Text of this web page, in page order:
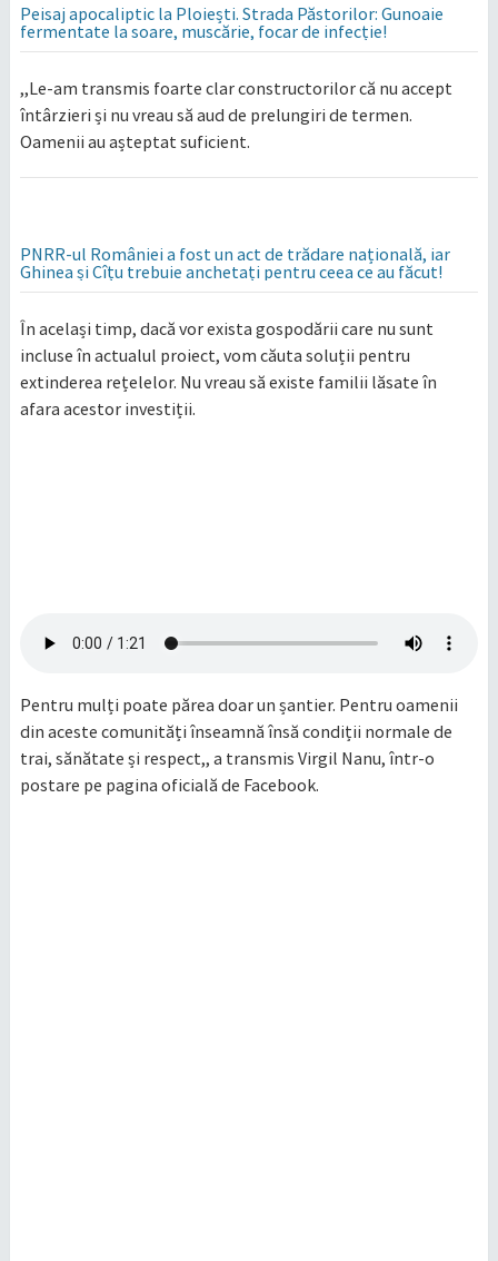
Peisaj apocaliptic la Ploiești. Strada Păstorilor: Gunoaie
fermentate la soare, muscărie, focar de infecție!
,,Le-am transmis foarte clar constructorilor că nu accept
întârzieri și nu vreau să aud de prelungiri de termen.
Oamenii au așteptat suficient.
PNRR-ul României a fost un act de trădare națională, iar
Ghinea și Cîțu trebuie anchetați pentru ceea ce au făcut!
În același timp, dacă vor exista gospodării care nu sunt
incluse în actualul proiect, vom căuta soluții pentru
extinderea rețelelor. Nu vreau să existe familii lăsate în
afara acestor investiții.
Pentru mulți poate părea doar un șantier. Pentru oamenii
din aceste comunități înseamnă însă condiții normale de
trai, sănătate și respect,, a transmis Virgil Nanu, într-o
postare pe pagina oficială de Facebook.